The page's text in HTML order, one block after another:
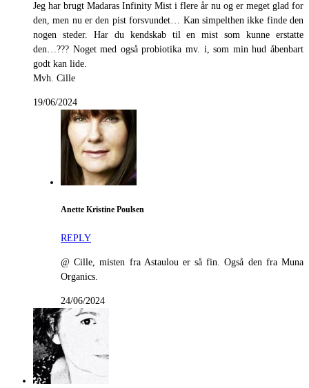
Jeg har brugt Madaras Infinity Mist i flere år nu og er meget glad for
den, men nu er den pist forsvundet… Kan simpelthen ikke finde den
nogen steder. Har du kendskab til en mist som kunne erstatte
den…??? Noget med også probiotika mv. i, som min hud åbenbart
godt kan lide.
Mvh. Cille
19/06/2024
Anette Kristine Poulsen
REPLY
@ Cille, misten fra Astaulou er så fin. Også den fra Muna
Organics.
24/06/2024